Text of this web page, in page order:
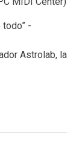
-
Astrolab, la